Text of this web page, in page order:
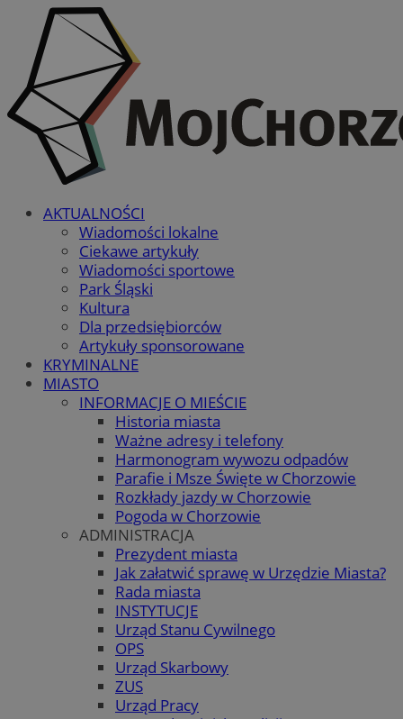
AKTUALNOŚCI
Wiadomości lokalne
Ciekawe artykuły
Wiadomości sportowe
Park Śląski
Kultura
Dla przedsiębiorców
Artykuły sponsorowane
KRYMINALNE
MIASTO
INFORMACJE O MIEŚCIE
Historia miasta
Ważne adresy i telefony
Harmonogram wywozu odpadów
Parafie i Msze Święte w Chorzowie
Rozkłady jazdy w Chorzowie
Pogoda w Chorzowie
ADMINISTRACJA
Prezydent miasta
Jak załatwić sprawę w Urzędzie Miasta?
Rada miasta
INSTYTUCJE
Urząd Stanu Cywilnego
OPS
Urząd Skarbowy
ZUS
Urząd Pracy